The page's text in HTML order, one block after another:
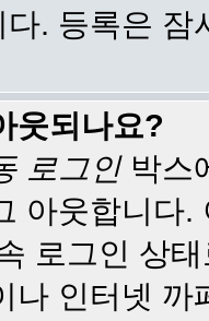
. 등록은
웃되나요?
로그인박스
아웃합니다
로그인 상
나 인터넷